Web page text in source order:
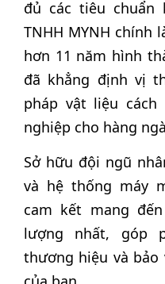
đủ các tiêu chuẩn
TNHH MYNH chính
hơn 11 năm hình
đã khẳng định vị
pháp vật liệu
nghiệp cho hàng
Sở hữu đội ngũ
và hệ thống máy
cam kết mang
lượng nhất, góp
thương hiệu và